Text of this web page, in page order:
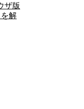
ザ版
解